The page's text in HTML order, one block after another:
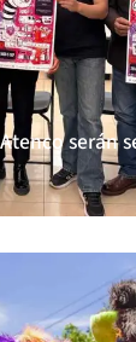
serán